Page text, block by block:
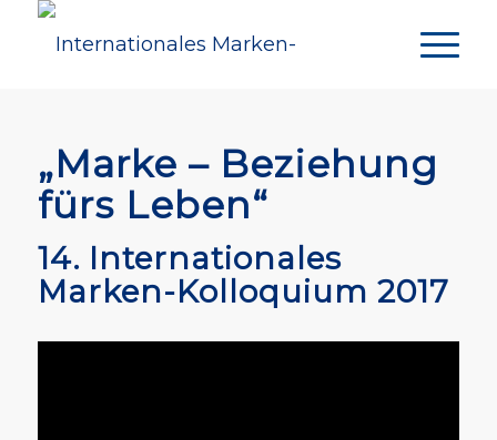
„Marke – Beziehung
fürs Leben“
14. Internationales
Marken-Kolloquium 2017